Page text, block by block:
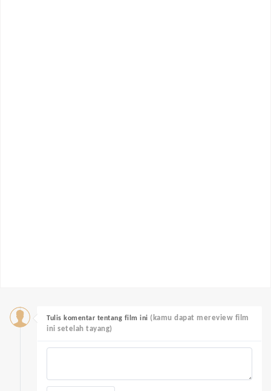
Tulis komentar tentang film ini (kamu dapat mereview film
ini setelah tayang)